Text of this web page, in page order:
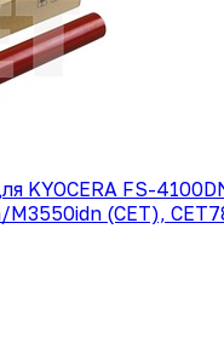
KYOCERA FS-
M3550idn (CET),